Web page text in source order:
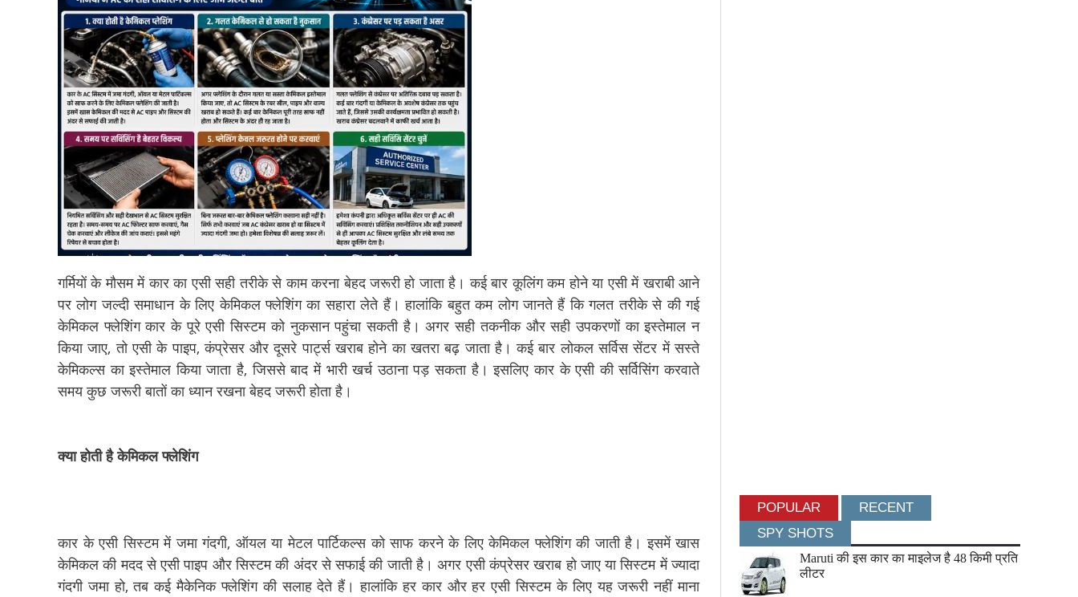
गर्मियों के मौसम में कार का एसी सही तरीके से काम करना बेहद जरूरी हो जाता है। कई बार कूलिंग कम होने या एसी में खराबी आने
पर लोग जल्दी समाधान के लिए केमिकल फ्लेशिंग का सहारा लेते हैं। हालांकि बहुत कम लोग जानते हैं कि गलत तरीके से की गई
केमिकल फ्लेशिंग कार के पूरे एसी सिस्टम को नुकसान पहुंचा सकती है। अगर सही तकनीक और सही उपकरणों का इस्तेमाल न
किया जाए, तो एसी के पाइप, कंप्रेसर और दूसरे पार्ट्स खराब होने का खतरा बढ़ जाता है। कई बार लोकल सर्विस सेंटर में सस्ते
केमिकल्स का इस्तेमाल किया जाता है, जिससे बाद में भारी खर्च उठाना पड़ सकता है। इसलिए कार के एसी की सर्विसिंग करवाते
समय कुछ जरूरी बातों का ध्यान रखना बेहद जरूरी होता है।
क्या होती है केमिकल फ्लेशिंग
कार के एसी सिस्टम में जमा गंदगी, ऑयल या मेटल पार्टिकल्स को साफ करने के लिए केमिकल फ्लेशिंग की जाती है। इसमें खास
केमिकल की मदद से एसी पाइप और सिस्टम की अंदर से सफाई की जाती है। अगर एसी कंप्रेसर खराब हो जाए या सिस्टम में ज्यादा
गंदगी जमा हो, तब कई मैकेनिक फ्लेशिंग की सलाह देते हैं। हालांकि हर कार और हर एसी सिस्टम के लिए यह जरूरी नहीं माना
POPULAR
RECENT
SPY SHOTS
Maruti की इस कार का माइलेज है 48 किमी प्रति
लीटर